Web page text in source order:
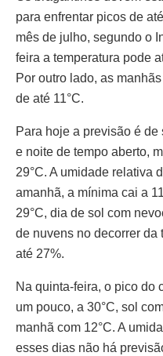
para enfrentar picos de
mês de julho, segundo o
feira a temperatura pode
Por outro lado, as
de até 11°C.
Para hoje a previsão é
e noite de tempo aberto,
29°C. A umidade relativa
amanhã, a mínima cai a
29°C, dia de sol com
de nuvens no decorrer da
até 27%.
Na quinta-feira, o pico do
um pouco, a 30°C, sol
manhã com 12°C. A
esses dias não há